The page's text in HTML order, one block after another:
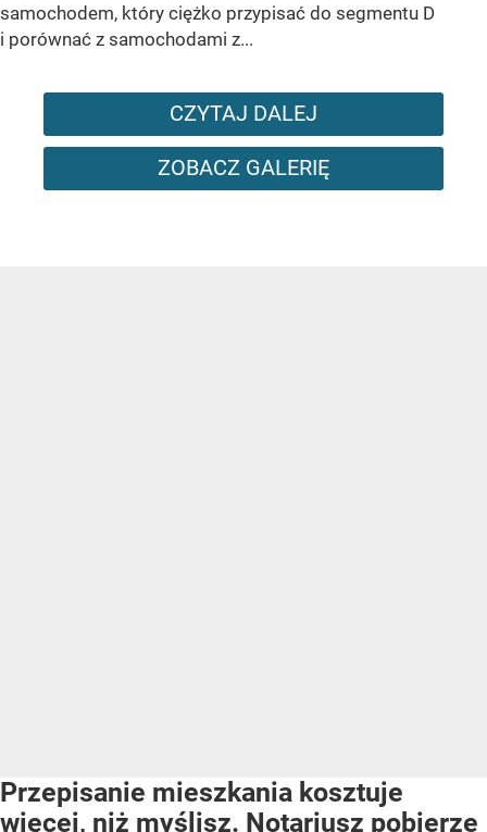
samochodem, który ciężko przypisać do segmentu D
i porównać z samochodami z...
CZYTAJ DALEJ
ZOBACZ GALERIĘ
Przepisanie mieszkania kosztuje
więcej, niż myślisz. Notariusz pobierze